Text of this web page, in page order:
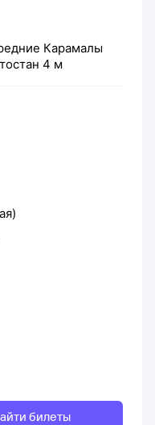
Карамалы
4 м
билеты